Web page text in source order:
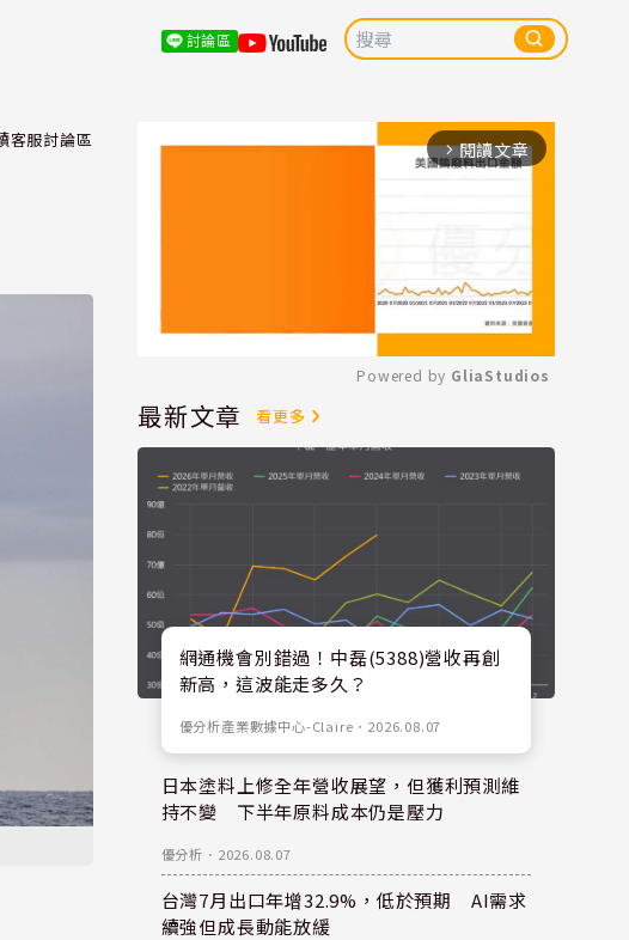
討論區
客服討論區 arrow_forward_ios 閱讀文章
Mute
Powered by GliaStudios
最新文章 看更多
網通機會別錯過！中磊(5388)營收再創
新高，這波能走多久？
優分析產業數據中心-Claire ． 2026.08.07
日本塗料上修全年營收展望，但獲利預測維
持不變 下半年原料成本仍是壓力
優分析 ． 2026.08.07
台灣7月出口年增32.9%，低於預期 AI需求
續強但成長動能放緩